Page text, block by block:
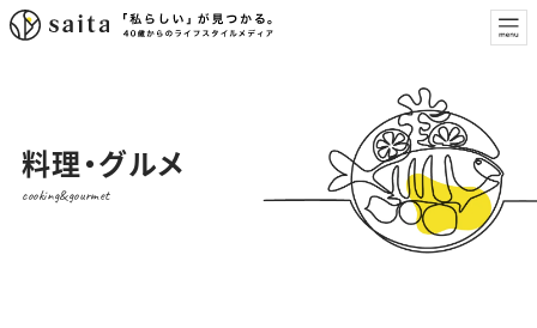
料理・グルメ
cooking&gourmet